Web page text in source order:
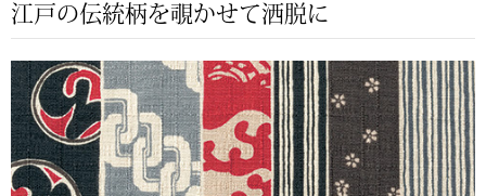
靴下
サングラス／
傘／日傘
江戸の伝統柄を覗かせて洒脱に